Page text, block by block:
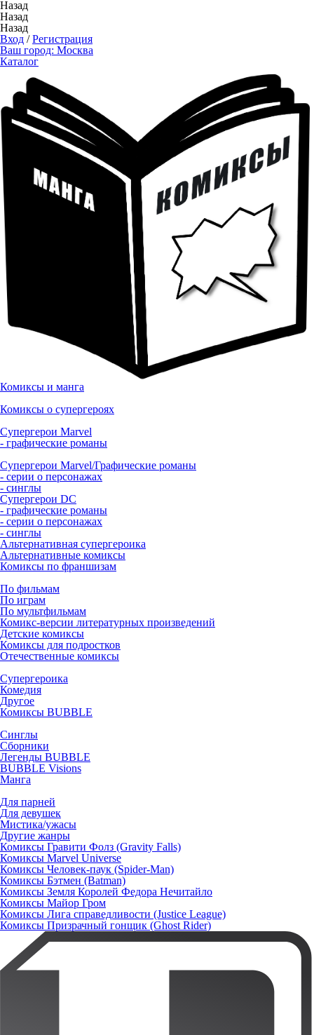
Назад
Назад
Назад
Вход /Регистрация
Ваш город: Москва
Каталог
Комиксы и манга
Комиксы о супергероях
Супергерои Marvel
- графические романы
Супергерои Marvel/Графические романы
- серии о персонажах
- синглы
Супергерои DC
- графические романы
- серии о персонажах
- синглы
Альтернативная супергероика
Альтернативные комиксы
Комиксы по франшизам
По фильмам
По играм
По мультфильмам
Комикс-версии литературных произведений
Детские комиксы
Комиксы для подростков
Отечественные комиксы
Супергероика
Комедия
Другое
Комиксы BUBBLE
Синглы
Сборники
Легенды BUBBLE
BUBBLE Visions
Манга
Для парней
Для девушек
Мистика/ужасы
Другие жанры
Комиксы Гравити Фолз (Gravity Falls)
Комиксы Marvel Universe
Комиксы Человек-паук (Spider-Man)
Комиксы Бэтмен (Batman)
Комиксы Земля Королей Федора Нечитайло
Комиксы Майор Гром
Комиксы Лига справедливости (Justice League)
Комиксы Призрачный гонщик (Ghost Rider)